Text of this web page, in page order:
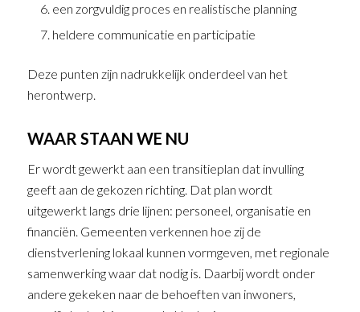
een zorgvuldig proces en realistische planning
heldere communicatie en participatie
Deze punten zijn nadrukkelijk onderdeel van het
herontwerp.
WAAR STAAN WE NU
Er wordt gewerkt aan een transitieplan dat invulling
geeft aan de gekozen richting. Dat plan wordt
uitgewerkt langs drie lijnen: personeel, organisatie en
financiën. Gemeenten verkennen hoe zij de
dienstverlening lokaal kunnen vormgeven, met regionale
samenwerking waar dat nodig is. Daarbij wordt onder
andere gekeken naar de behoeften van inwoners,